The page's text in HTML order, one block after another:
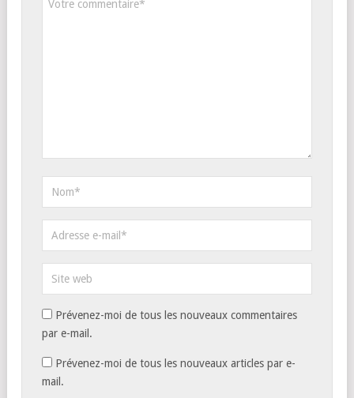
Prévenez-moi de tous les nouveaux commentaires
par e-mail.
Prévenez-moi de tous les nouveaux articles par e-
mail.